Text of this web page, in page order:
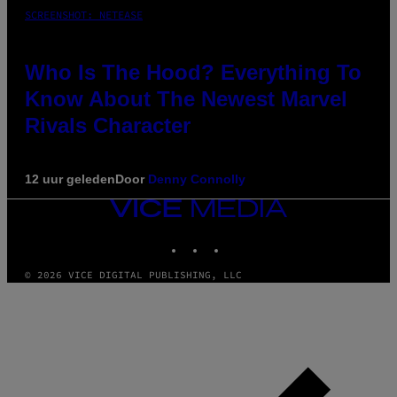
SCREENSHOT: NETEASE
Who Is The Hood? Everything To
Know About The Newest Marvel
Rivals Character
12 uur geledenDoor Denny Connolly
VICE
MEDIA
© 2026 VICE DIGITAL PUBLISHING, LLC